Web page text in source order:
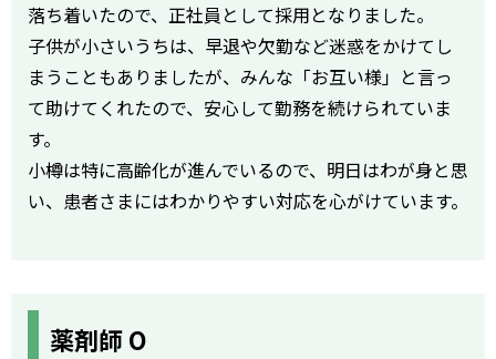
落ち着いたので、正社員として採用となりました。
子供が小さいうちは、早退や欠勤など迷惑をかけてし
まうこともありましたが、みんな「お互い様」と言っ
て助けてくれたので、安心して勤務を続けられていま
す。
小樽は特に高齢化が進んでいるので、明日はわが身と思
い、患者さまにはわかりやすい対応を心がけています。
薬剤師 O